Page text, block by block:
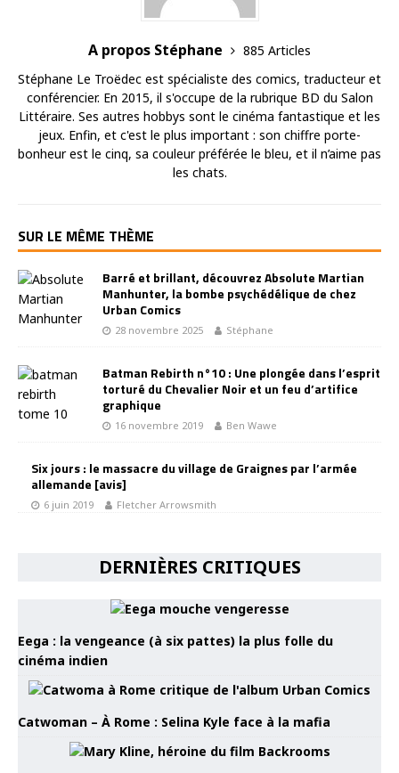
A propos Stéphane
885 Articles
Stéphane Le Troëdec est spécialiste des comics, traducteur et
conférencier. En 2015, il s'occupe de la rubrique BD du Salon
Littéraire. Ses autres hobbys sont le cinéma fantastique et les
jeux. Enfin, et c'est le plus important : son chiffre porte-
bonheur est le cinq, sa couleur préférée le bleu, et il n’aime pas
les chats.
SUR LE MÊME THÈME
Barré et brillant, découvrez Absolute Martian
Manhunter, la bombe psychédélique de chez
Urban Comics
28 novembre 2025 Stéphane
Batman Rebirth n°10 : Une plongée dans l’esprit
torturé du Chevalier Noir et un feu d’artifice
graphique
16 novembre 2019 Ben Wawe
Six jours : le massacre du village de Graignes par l’armée
allemande [avis]
6 juin 2019 Fletcher Arrowsmith
DERNIÈRES CRITIQUES
Eega : la vengeance (à six pattes) la plus folle du
cinéma indien
Catwoman – À Rome : Selina Kyle face à la mafia